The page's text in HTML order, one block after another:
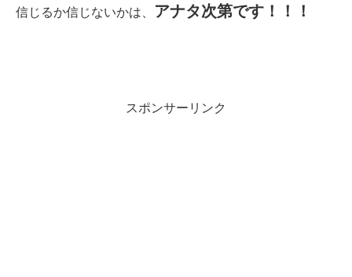
信じるか信じないかは、 アナタ次第です！！！
スポンサーリンク